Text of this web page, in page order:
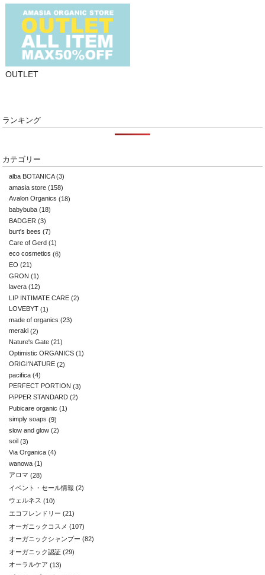
OUTLET
ランキング
カテゴリー
alba BOTANICA(3)
amasia store (158)
Avalon Organics (18)
babybuba (18)
BADGER (3)
burt's bees (7)
Care of Gerd (1)
eco cosmetics (6)
EO (21)
GRON (1)
lavera (12)
LIP INTIMATE CARE (2)
LOVEBYT (1)
made of organics (23)
meraki (2)
Nature's Gate (21)
Optimistic ORGANICS (1)
ORIGI'NATURE (2)
pacifica (4)
PERFECT PORTION (3)
PiPPER STANDARD (2)
Pubicare organic (1)
simply soaps (9)
slow and glow (2)
soil (3)
Via Organica (4)
wanowa (1)
アロマ (28)
イベント・セール情報 (2)
ウェルネス (10)
エコフレンドリー (21)
オーガニックコスメ (107)
オーガニックシャンプー (82)
オーガニック認証 (29)
オーラルケア (13)